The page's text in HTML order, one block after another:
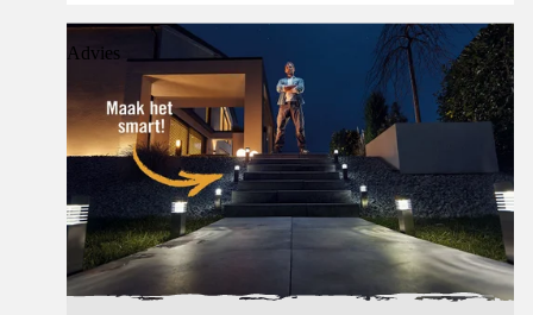
Advies